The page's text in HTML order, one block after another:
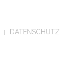
DATENSCHUTZ